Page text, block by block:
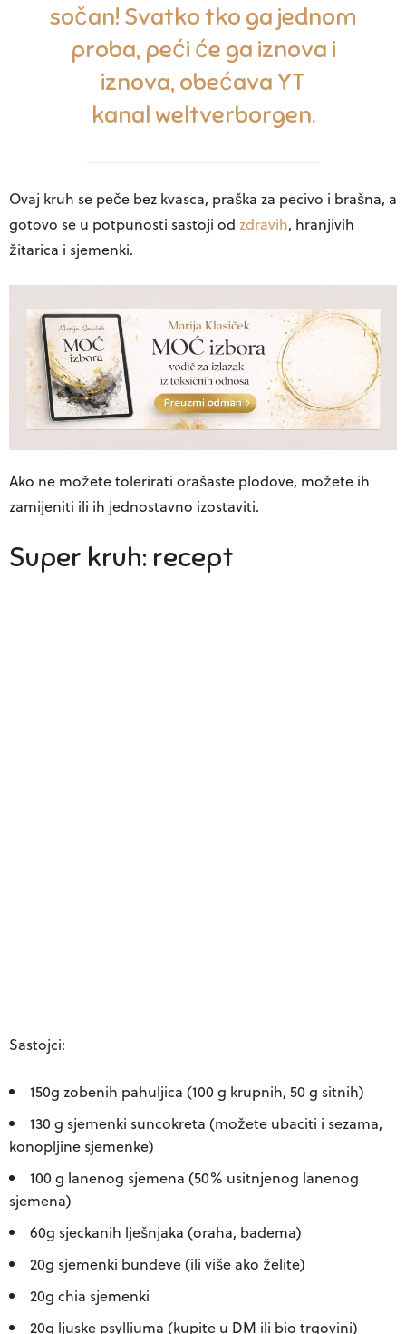
sočan! Svatko tko ga jednom
proba, peći će ga iznova i
iznova, obećava YT
kanal weltverborgen.
Ovaj kruh se peče bez kvasca, praška za pecivo i brašna, a
gotovo se u potpunosti sastoji od zdravih, hranjivih
žitarica i sjemenki.
Ako ne možete tolerirati orašaste plodove, možete ih
zamijeniti ili ih jednostavno izostaviti.
Super kruh: recept
Sastojci:
150g zobenih pahuljica (100 g krupnih, 50 g sitnih)
130 g sjemenki suncokreta (možete ubaciti i sezama,
konopljine sjemenke)
100 g lanenog sjemena (50% usitnjenog lanenog
sjemena)
60g sjeckanih lješnjaka (oraha, badema)
20g sjemenki bundeve (ili više ako želite)
20g chia sjemenki
20g ljuske psylliuma (kupite u DM ili bio trgovini)